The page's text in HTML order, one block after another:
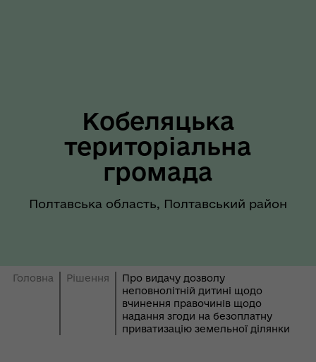
Кобеляцька
територіальна
громада
Полтавська область, Полтавський район
Головна Рішення
Про видачу дозволу
неповнолітній дитині щодо
вчинення правочинів щодо
надання згоди на безоплатну
приватизацію земельної ділянки